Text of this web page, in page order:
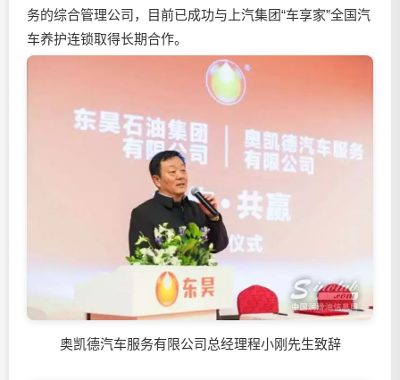
务的综合管理公司，目前已成功与上汽集团“车享家”全国汽
车养护连锁取得长期合作。
奥凯德汽车服务有限公司总经理程小刚先生致辞